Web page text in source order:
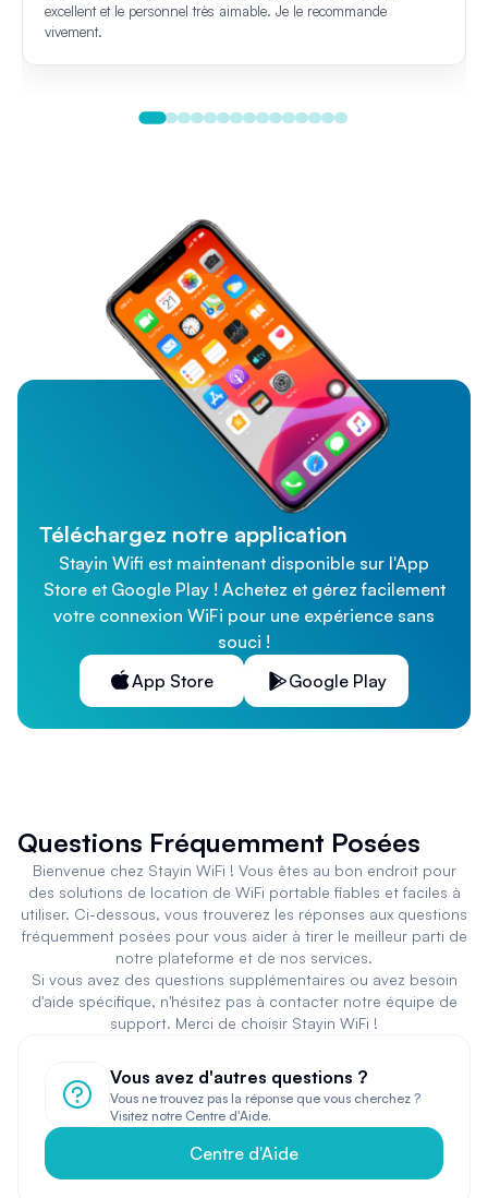
excellent et le personnel très aimable. Je le recommande
vivement.
Téléchargez notre application
Stayin Wifi est maintenant disponible sur l'App
Store et Google Play ! Achetez et gérez facilement
votre connexion WiFi pour une expérience sans
souci !
App Store
Google Play
Questions Fréquemment Posées
Bienvenue chez Stayin WiFi ! Vous êtes au bon endroit pour
des solutions de location de WiFi portable fiables et faciles à
utiliser. Ci-dessous, vous trouverez les réponses aux questions
fréquemment posées pour vous aider à tirer le meilleur parti de
notre plateforme et de nos services.
Si vous avez des questions supplémentaires ou avez besoin
d'aide spécifique, n'hésitez pas à contacter notre équipe de
support. Merci de choisir Stayin WiFi !
Vous avez d'autres questions ?
Vous ne trouvez pas la réponse que vous cherchez ?
Visitez notre Centre d'Aide.
Centre d'Aide